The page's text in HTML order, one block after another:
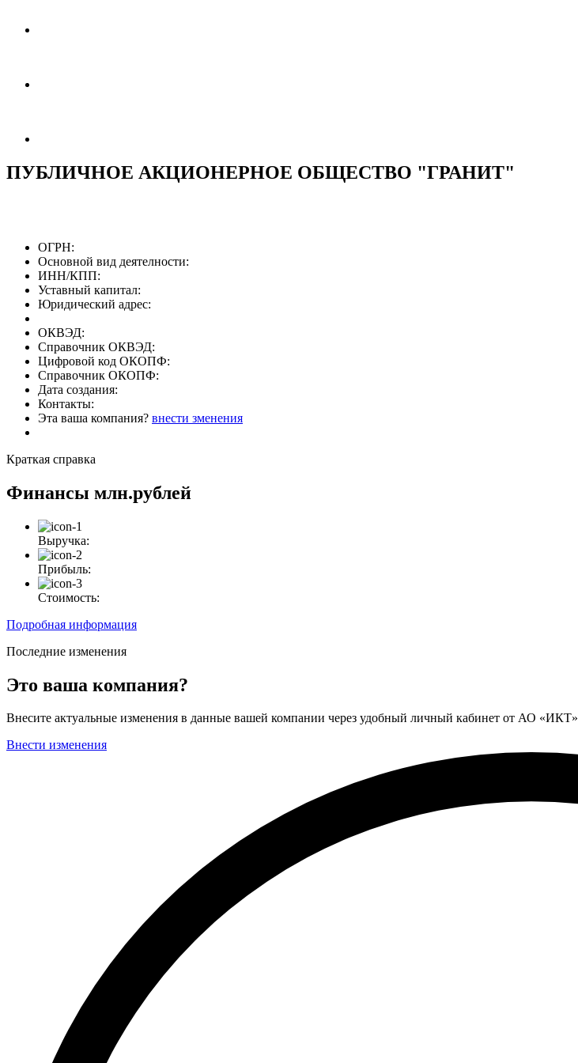
ПУБЛИЧНОЕ АКЦИОНЕРНОЕ ОБЩЕСТВО "ГРАНИТ"
ОГРН:
Основной вид деятелности:
ИНН/КПП:
Уставный капитал:
Юридический адрес:
ОКВЭД:
Справочник ОКВЭД:
Цифровой код ОКОПФ:
Справочник ОКОПФ:
Дата создания:
Контакты:
Эта ваша компания? внести зменения
Краткая справка
Финансы млн.рублей
Выручка:
Прибыль:
Стоимость:
Подробная информация
Последние изменения
Это ваша компания?
Внесите актуальные изменения в данные вашей компании через удобный личный кабинет от АО «ИКТ»
Внести изменения